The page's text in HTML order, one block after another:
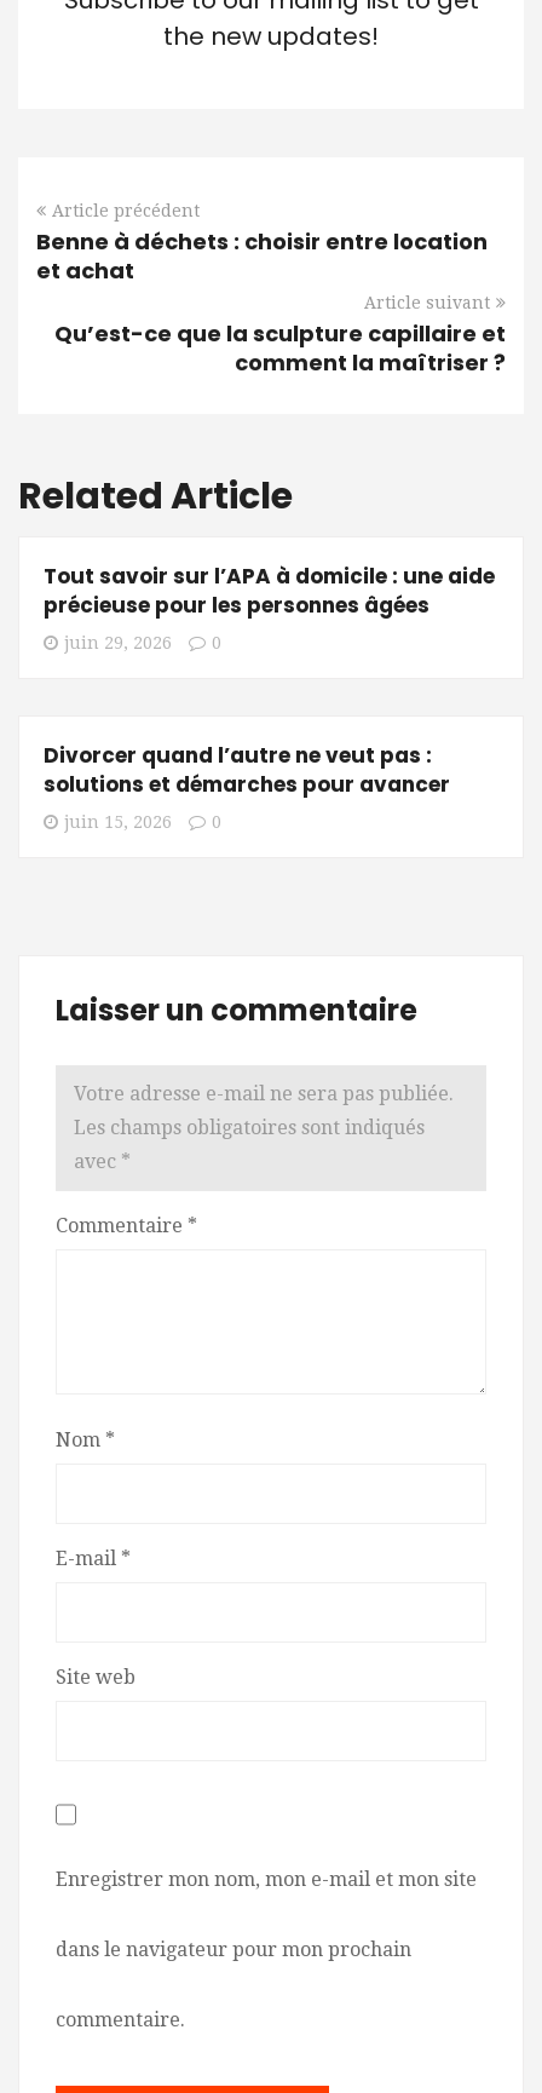
the new updates!
Article précédent
Benne à déchets : choisir entre location
et achat
Article suivant
Qu’est-ce que la sculpture capillaire et
comment la maîtriser ?
Related Article
Tout savoir sur l’APA à domicile : une aide
précieuse pour les personnes âgées
juin 29, 2026 0
Divorcer quand l’autre ne veut pas :
solutions et démarches pour avancer
juin 15, 2026 0
Laisser un commentaire
Votre adresse e-mail ne sera pas publiée.
Les champs obligatoires sont indiqués
avec *
Commentaire *
Nom *
E-mail *
Site web
Enregistrer mon nom, mon e-mail et mon site
dans le navigateur pour mon prochain
commentaire.